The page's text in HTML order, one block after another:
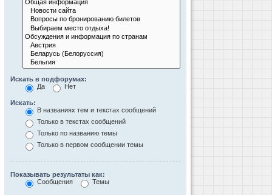
Искать в подфорумах:
Да
Нет
Искать:
В названиях тем и текстах сообщений
Только в текстах сообщений
Только по названию темы
Только в первом сообщении темы
Показывать результаты как:
Сообщения
Темы